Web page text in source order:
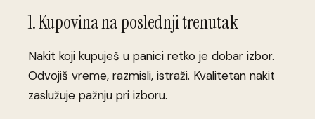
1. Kupovina na poslednji trenutak
Nakit koji kupuješ u panici retko je dobar izbor.
Odvojiš vreme, razmisli, istraži. Kvalitetan nakit
zaslužuje pažnju pri izboru.